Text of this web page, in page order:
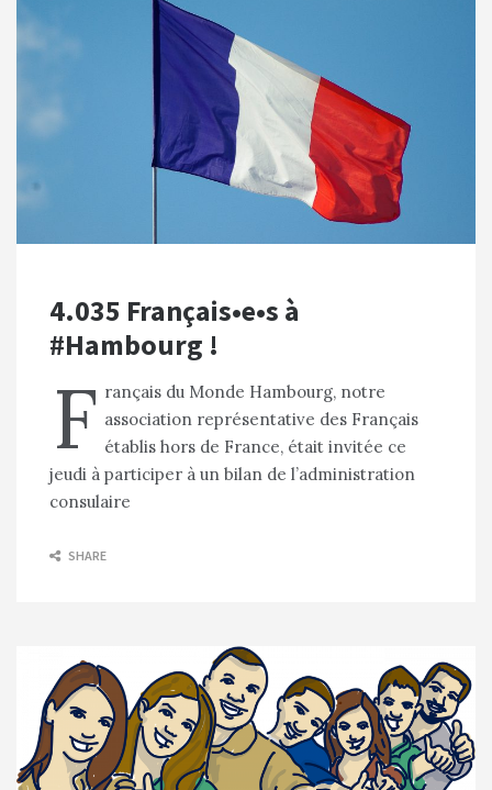
4.035 Français•e•s à
#Hambourg !
F rançais du Monde Hambourg, notre
association représentative des Français
établis hors de France, était invitée ce
jeudi à participer à un bilan de l’administration
consulaire
SHARE